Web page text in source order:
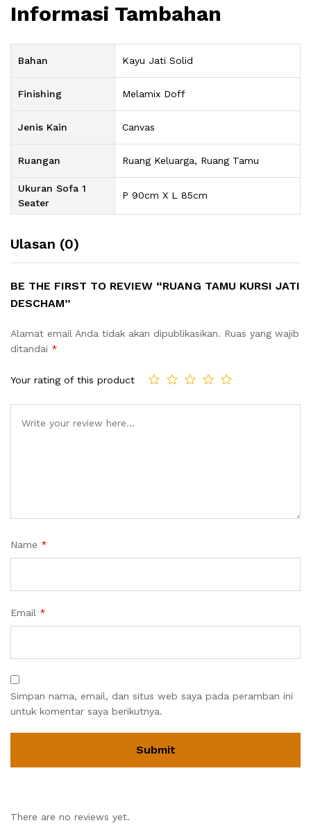
Informasi Tambahan
Bahan Kayu Jati Solid
Finishing Melamix Doff
Jenis Kain Canvas
Ruangan Ruang Keluarga, Ruang Tamu
Ukuran Sofa 1
Seater
P 90cm X L 85cm
Ulasan (0)
BE THE FIRST TO REVIEW “RUANG TAMU KURSI JATI
DESCHAM”
Alamat email Anda tidak akan dipublikasikan. Ruas yang wajib
ditandai *
Your rating of this product
Name *
Email *
Simpan nama, email, dan situs web saya pada peramban ini
untuk komentar saya berikutnya.
There are no reviews yet.